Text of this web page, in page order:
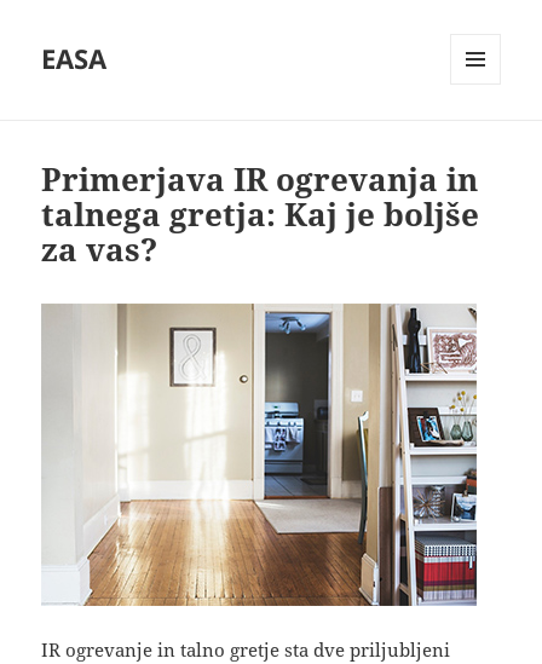
EASA
Primerjava IR ogrevanja in
talnega gretja: Kaj je boljše
za vas?
IR ogrevanje in talno gretje sta dve priljubljeni